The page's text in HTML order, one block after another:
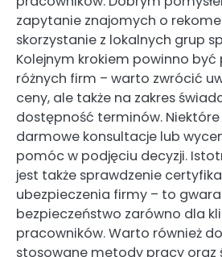
zapytanie znajomych o
skorzystanie z lokalnych grup
Kolejnym krokiem powinno
różnych firm – warto zwrócić
ceny, ale także na zakres
dostępność terminów.
darmowe konsultacje lub
pomóc w podjęciu decyzji.
jest także sprawdzenie
ubezpieczenia firmy – to
bezpieczeństwo zarówno dla
pracowników. Warto również
stosowane metody pracy oraz